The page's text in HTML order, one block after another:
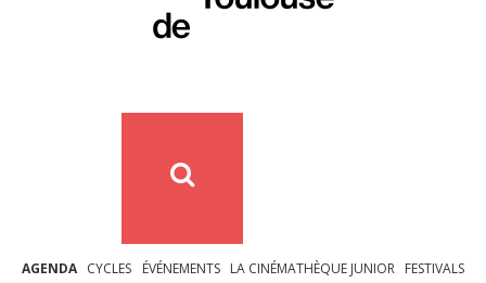
AGENDA CYCLES ÉVÉNEMENTS LA CINÉMATHÈQUE JUNIOR FESTIVALS